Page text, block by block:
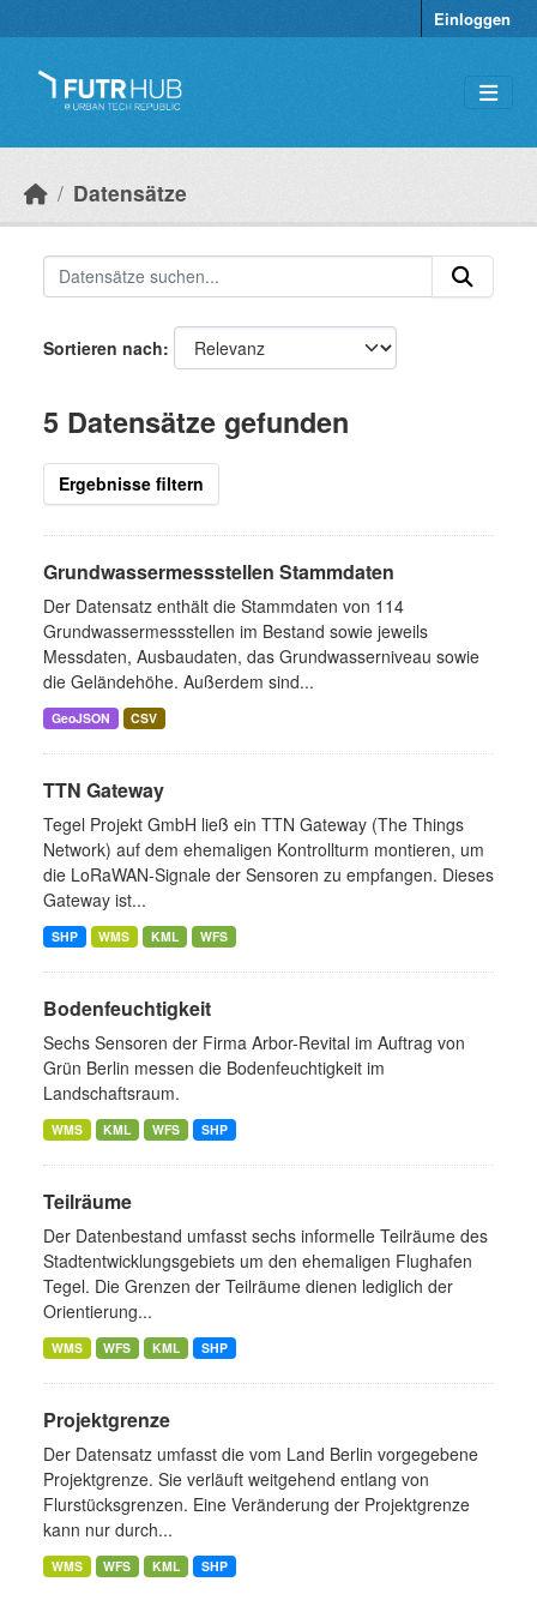
Einloggen
Datensätze
Sortieren nach
5 Datensätze gefunden
Ergebnisse filtern
Grundwassermessstellen Stammdaten
Der Datensatz enthält die Stammdaten von 114
Grundwassermessstellen im Bestand sowie jeweils
Messdaten, Ausbaudaten, das Grundwasserniveau sowie
die Geländehöhe. Außerdem sind...
GeoJSON CSV
TTN Gateway
Tegel Projekt GmbH ließ ein TTN Gateway (The Things
Network) auf dem ehemaligen Kontrollturm montieren, um
die LoRaWAN-Signale der Sensoren zu empfangen. Dieses
Gateway ist...
SHP WMS KML WFS
Bodenfeuchtigkeit
Sechs Sensoren der Firma Arbor-Revital im Auftrag von
Grün Berlin messen die Bodenfeuchtigkeit im
Landschaftsraum.
WMS KML WFS SHP
Teilräume
Der Datenbestand umfasst sechs informelle Teilräume des
Stadtentwicklungsgebiets um den ehemaligen Flughafen
Tegel. Die Grenzen der Teilräume dienen lediglich der
Orientierung...
WMS WFS KML SHP
Projektgrenze
Der Datensatz umfasst die vom Land Berlin vorgegebene
Projektgrenze. Sie verläuft weitgehend entlang von
Flurstücksgrenzen. Eine Veränderung der Projektgrenze
kann nur durch...
WMS WFS KML SHP